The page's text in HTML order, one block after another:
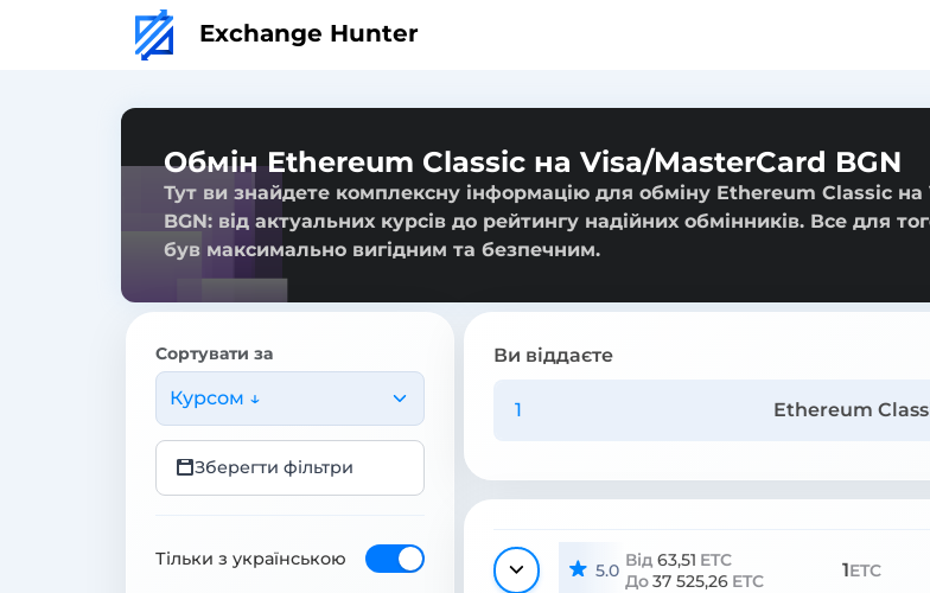
Exchange Hunter
Обмін Ethereum Classic на Visa/MasterCard BGN
Тут ви знайдете комплексну інформацію для обміну Ethereum Classic
BGN: від актуальних курсів до рейтингу надійних обмінників. Все для
був максимально вигідним та безпечним.
Сортувати за
Курсом ↓
Зберегти фільтри
Тільки з українською
Ви віддаєте
Ethereum
5.0 Від 63,51 ETC
До37 525,26 ETC 1ETC